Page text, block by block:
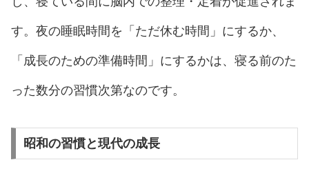
す。夜の睡眠時間を「ただ休む時間」にするか、
「成長のための準備時間」にするかは、寝る前のた
った数分の習慣次第なのです。
昭和の習慣と現代の成長